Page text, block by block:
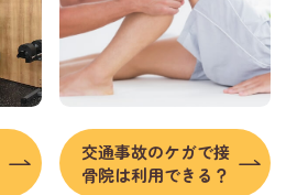
交通事故のケガで接
骨院は利用できる？